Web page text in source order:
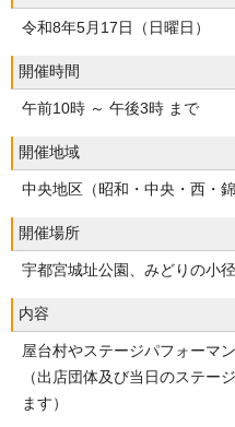
令和8年5月17日（日曜日）
開催時間
午前10時 ～ 午後3時 まで
開催地域
中央地区（昭和・中央・西・
開催場所
宇都宮城址公園、みどりの小径
内容
屋台村やステージパフォーマ
（出店団体及び当日のステー
ます）